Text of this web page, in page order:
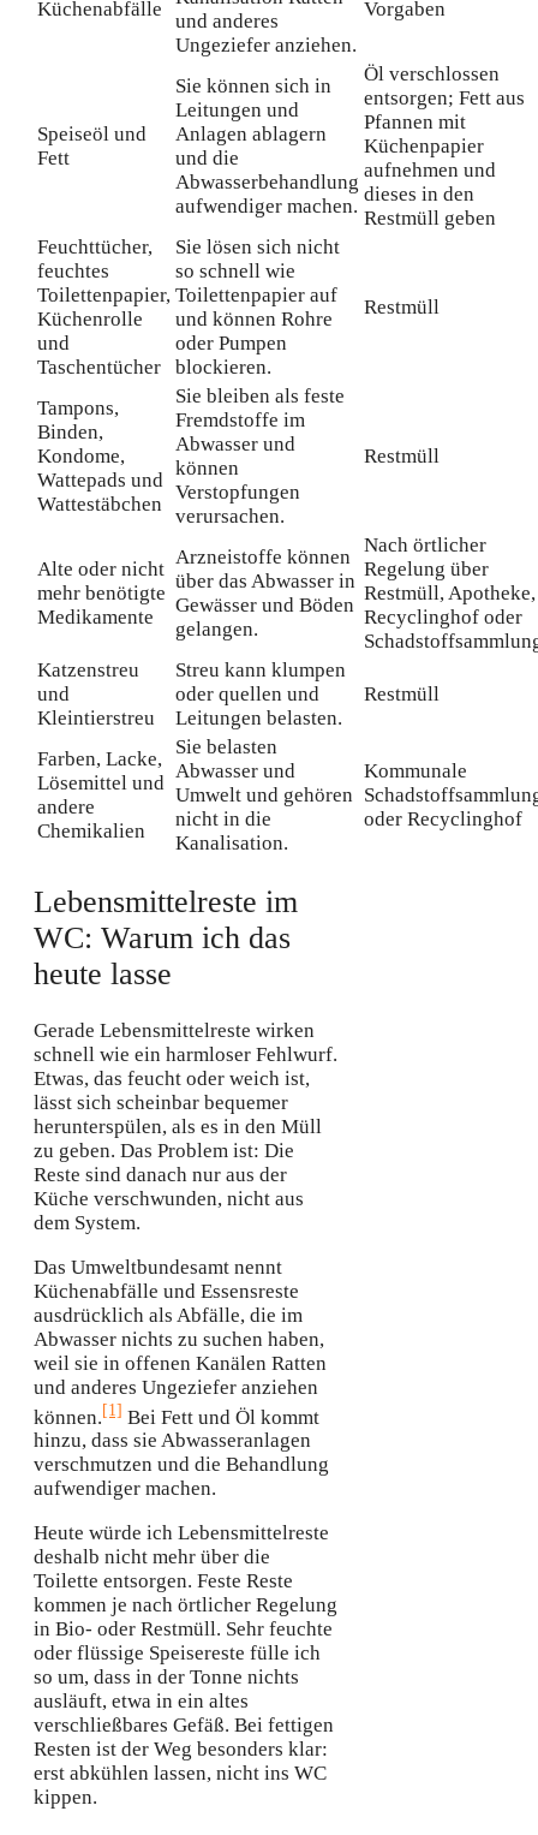
Küchenabfälle
und anderes
Ungeziefer anziehen.
Vorgaben
Speiseöl und
Fett
Sie können sich in
Leitungen und
Anlagen ablagern
und die
Abwasserbehandlung
aufwendiger machen.
Öl verschlossen
entsorgen; Fett aus
Pfannen mit
Küchenpapier
aufnehmen und
dieses in den
Restmüll geben
Feuchttücher,
feuchtes
Toilettenpapier,
Küchenrolle
und
Taschentücher
Sie lösen sich nicht
so schnell wie
Toilettenpapier auf
und können Rohre
oder Pumpen
blockieren.
Restmüll
Tampons,
Binden,
Kondome,
Wattepads und
Wattestäbchen
Sie bleiben als feste
Fremdstoffe im
Abwasser und
können
Verstopfungen
verursachen.
Restmüll
Alte oder nicht
mehr benötigte
Medikamente
Arzneistoffe können
über das Abwasser in
Gewässer und Böden
gelangen.
Nach örtlicher
Regelung über
Restmüll, Apotheke,
Recyclinghof oder
Katzenstreu
und
Kleintierstreu
Streu kann klumpen
oder quellen und
Leitungen belasten.
Restmüll
Farben, Lacke,
Lösemittel und
andere
Chemikalien
Sie belasten
Abwasser und
Umwelt und gehören
nicht in die
Kanalisation.
Kommunale
oder Recyclinghof
Lebensmittelreste im
WC: Warum ich das
heute lasse
Gerade Lebensmittelreste wirken
schnell wie ein harmloser Fehlwurf.
Etwas, das feucht oder weich ist,
lässt sich scheinbar bequemer
herunterspülen, als es in den Müll
zu geben. Das Problem ist: Die
Reste sind danach nur aus der
Küche verschwunden, nicht aus
dem System.
Das Umweltbundesamt nennt
Küchenabfälle und Essensreste
ausdrücklich als Abfälle, die im
Abwasser nichts zu suchen haben,
weil sie in offenen Kanälen Ratten
und anderes Ungeziefer anziehen
können.[1] Bei Fett und Öl kommt
hinzu, dass sie Abwasseranlagen
verschmutzen und die Behandlung
aufwendiger machen.
Heute würde ich Lebensmittelreste
deshalb nicht mehr über die
Toilette entsorgen. Feste Reste
kommen je nach örtlicher Regelung
in Bio- oder Restmüll. Sehr feuchte
oder flüssige Speisereste fülle ich
so um, dass in der Tonne nichts
ausläuft, etwa in ein altes
verschließbares Gefäß. Bei fettigen
Resten ist der Weg besonders klar:
erst abkühlen lassen, nicht ins WC
kippen.